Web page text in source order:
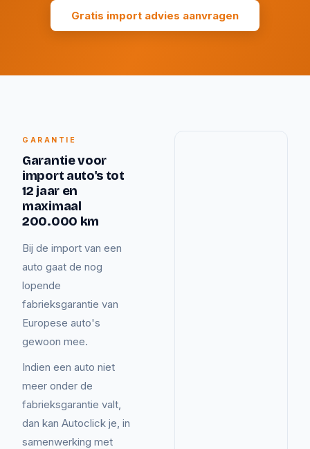
Gratis import advies aanvragen
GARANTIE
Garantie voor
import auto's tot
12 jaar en
maximaal
200.000 km
Bij de import van een
auto gaat de nog
lopende
fabrieksgarantie van
Europese auto's
gewoon mee.
Indien een auto niet
meer onder de
fabrieksgarantie valt,
dan kan Autoclick je, in
samenwerking met